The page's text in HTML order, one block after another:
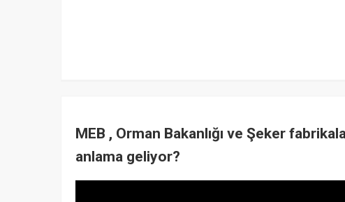
MEB , Orman Bakanlığı ve Şeker
anlama geliyor?